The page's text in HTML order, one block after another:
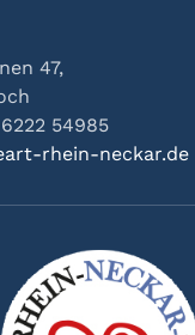
47,
54985
rhein-neckar.de